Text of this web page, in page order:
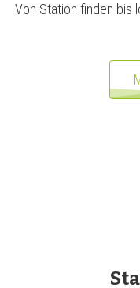
Von Station finden bis